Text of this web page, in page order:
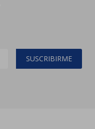
SUSCRIBIRME